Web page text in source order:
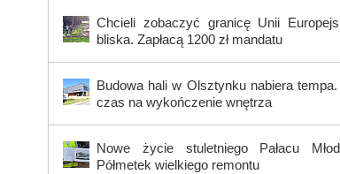
Chcieli zobaczyć granicę Unii
bliska. Zapłacą 1200 zł mandatu
Budowa hali w Olsztynku nabiera tempa.
czas na wykończenie wnętrza
Nowe życie stuletniego Pałacu
Półmetek wielkiego remontu